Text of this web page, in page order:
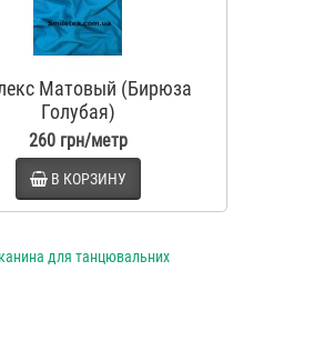
Матовый (Бирюза
Голубая)
260 грн/метр
В КОРЗИНУ
для танцювальних